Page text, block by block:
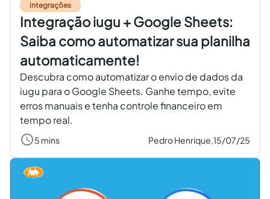
integrações
Integração iugu + Google Sheets:
Saiba como automatizar sua planilha
automaticamente!
Descubra como automatizar o envio de dados da
iugu para o Google Sheets. Ganhe tempo, evite
erros manuais e tenha controle financeiro em
tempo real.
5 mins Pedro Henrique,15/07/25